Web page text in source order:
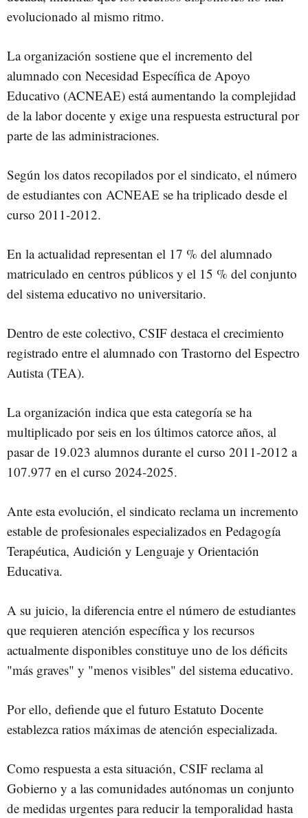
evolucionado al mismo ritmo.
La organización sostiene que el incremento del
alumnado con Necesidad Específica de Apoyo
Educativo (ACNEAE) está aumentando la complejidad
de la labor docente y exige una respuesta estructural por
parte de las administraciones.
Según los datos recopilados por el sindicato, el número
de estudiantes con ACNEAE se ha triplicado desde el
curso 2011-2012.
En la actualidad representan el 17 % del alumnado
matriculado en centros públicos y el 15 % del conjunto
del sistema educativo no universitario.
Dentro de este colectivo, CSIF destaca el crecimiento
registrado entre el alumnado con Trastorno del Espectro
Autista (TEA).
La organización indica que esta categoría se ha
multiplicado por seis en los últimos catorce años, al
pasar de 19.023 alumnos durante el curso 2011-2012 a
107.977 en el curso 2024-2025.
Ante esta evolución, el sindicato reclama un incremento
estable de profesionales especializados en Pedagogía
Terapéutica, Audición y Lenguaje y Orientación
Educativa.
A su juicio, la diferencia entre el número de estudiantes
que requieren atención específica y los recursos
actualmente disponibles constituye uno de los déficits
"más graves" y "menos visibles" del sistema educativo.
Por ello, defiende que el futuro Estatuto Docente
establezca ratios máximas de atención especializada.
Como respuesta a esta situación, CSIF reclama al
Gobierno y a las comunidades autónomas un conjunto
de medidas urgentes para reducir la temporalidad hasta